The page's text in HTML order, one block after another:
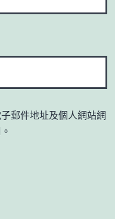
郵件地址及個人網站網